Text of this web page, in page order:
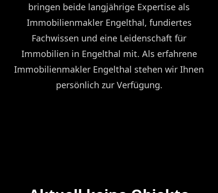
bringen beide langjährige Expertise als
Immobilienmakler Engelthal, fundiertes
Fachwissen und eine Leidenschaft für
Immobilien in Engelthal mit. Als erfahrene
Immobilienmakler Engelthal stehen wir Ihnen
persönlich zur Verfügung.